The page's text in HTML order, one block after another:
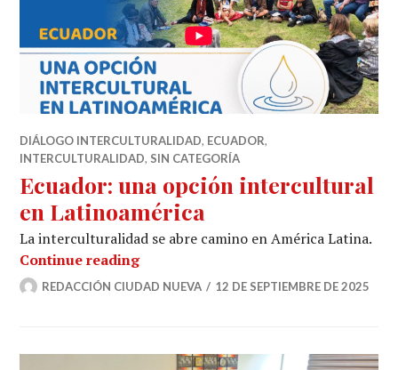
DIÁLOGO INTERCULTURALIDAD, ECUADOR,
INTERCULTURALIDAD, SIN CATEGORÍA
Ecuador: una opción intercultural
en Latinoamérica
La interculturalidad se abre camino en América Latina.
Continue readingEcuador: una opción intercultural en
REDACCIÓN CIUDAD NUEVA 12 DE SEPTIEMBRE DE 2025